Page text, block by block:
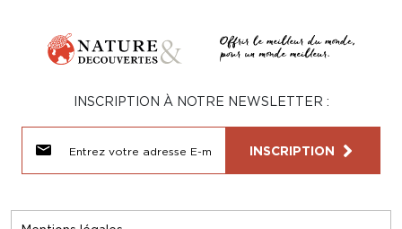
INSCRIPTION À NOTRE NEWSLETTER :
INSCRIPTION